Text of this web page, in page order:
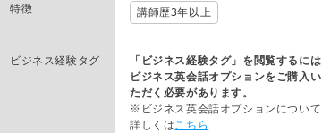
特徴 講師歴3年以上
ビジネス経験タグ
「ビジネス経験タグ」を閲覧するには
ビジネス英会話オプションをご購入い
ただく必要があります。
※ビジネス英会話オプションについて
詳しくはこちら